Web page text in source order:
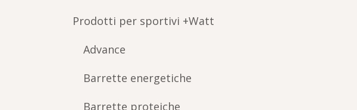
Prodotti per sportivi +Watt
Advance
Barrette energetiche
Barrette proteiche